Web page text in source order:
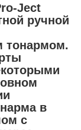
Ject
ручной
тонармом.
в
с